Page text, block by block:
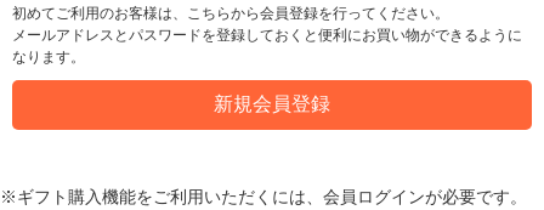
初めてご利用のお客様は、こちらから会員登録を行ってください。
メールアドレスとパスワードを登録しておくと便利にお買い物ができるように
なります。
※ギフト購入機能をご利用いただくには、会員ログインが必要です。